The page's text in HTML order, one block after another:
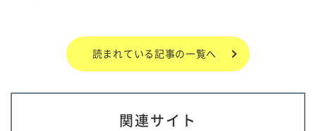
読まれている記事の一覧へ
関連サイト